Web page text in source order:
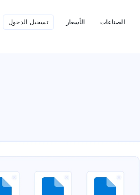
الصناعات الأسعار تسجيل الدخول